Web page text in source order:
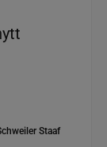
Staaf